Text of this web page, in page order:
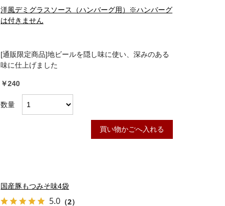
洋風デミグラスソース（ハンバーグ用）※ハンバーグ
は付きません
[通販限定商品]地ビールを隠し味に使い、深みのある
味に仕上げました
￥240
数量
買い物かごへ入れる
国産豚もつみそ味4袋
5.0 （2）